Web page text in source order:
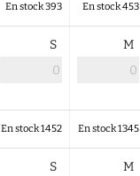
En stock 393 En stock 453
S M
En stock 1452 En stock 1345
S M